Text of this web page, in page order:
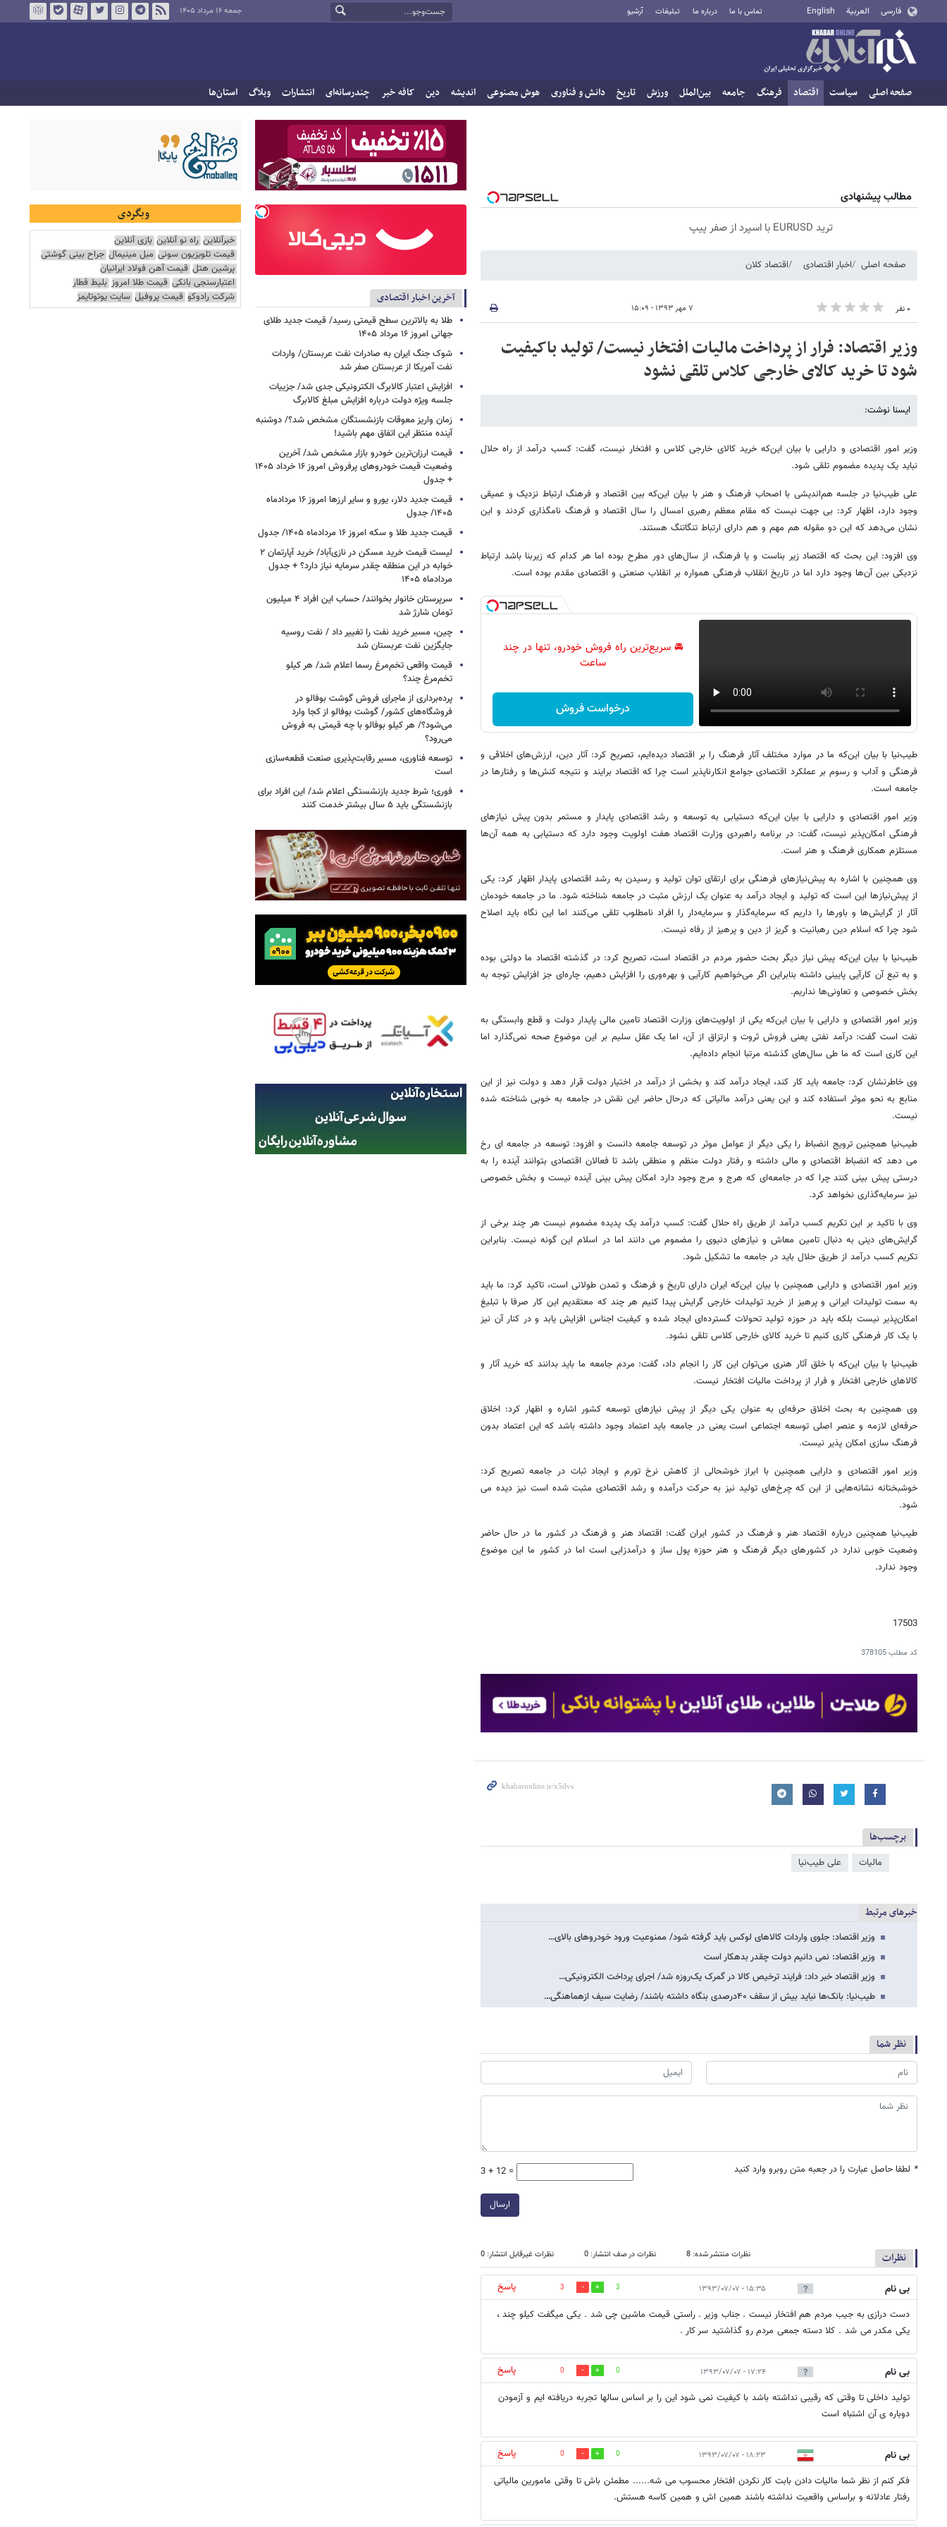
فارسی العربية English تماس با ما درباره ما تبلیغات آرشیو جمعه ۱۶ مرداد ۱۴۰۵
صفحه اصلی سیاست اقتصاد فرهنگ جامعه بین‌الملل ورزش تاریخ دانش و فناوری هوش مصنوعی اندیشه دین کافه خبر چندرسانه‌ای انتشارات وبلاگ استان‌ها
مطالب پیشنهادی
ترید EURUSD با اسپرد از صفر پیپ
صفحه اصلی اخبار اقتصادی اقتصاد کلان
۰ نفر ۷ مهر ۱۳۹۳ - ۱۵:۰۹
وزیر اقتصاد: فرار از پرداخت مالیات افتخار نیست/ تولید باکیفیت
شود تا خرید کالای خارجی کلاس تلقی نشود
ایسنا نوشت:
وزیر امور اقتصادی و دارایی با بیان این‌که خرید کالای خارجی کلاس و افتخار نیست، گفت: کسب درآمد از راه حلال
نباید یک پدیده مضموم تلقی شود.
علی طیب‌نیا در جلسه هم‌اندیشی با اصحاب فرهنگ و هنر با بیان این‌که بین اقتصاد و فرهنگ ارتباط نزدیک و عمیقی
وجود دارد، اظهار کرد: بی جهت نیست که مقام معظم رهبری امسال را سال اقتصاد و فرهنگ نامگذاری کردند و این
نشان می‌دهد که این دو مقوله هم مهم و هم دارای ارتباط تنگاتنگ هستند.
وی افزود: این بحث که اقتصاد زیر بناست و یا فرهنگ، از سال‌های دور مطرح بوده اما هر کدام که زیربنا باشد ارتباط
نزدیکی بین آن‌ها وجود دارد اما در تاریخ انقلاب فرهنگی همواره بر انقلاب صنعتی و اقتصادی مقدم بوده است.
🚘 سریع‌ترین راه فروش خودرو، تنها در چند
ساعت
درخواست فروش
طیب‌نیا با بیان این‌که ما در موارد مختلف آثار فرهنگ را بر اقتصاد دیده‌ایم، تصریح کرد:‌ آثار دین، ارزش‌های اخلاقی و
فرهنگی و آداب و رسوم بر عملکرد اقتصادی جوامع انکارناپذیر است چرا که اقتصاد برایند و نتیجه کنش‌ها و رفتارها در
جامعه است.
وزیر امور اقتصادی و دارایی با بیان این‌که دستیابی به توسعه و رشد اقتصادی پایدار و مستمر بدون پیش نیازهای
فرهنگی امکان‌پذیر نیست، گفت: در برنامه راهبردی وزارت اقتصاد هفت اولویت وجود دارد که دستیابی به همه آن‌ها
مستلزم همکاری فرهنگ و هنر است.
وی همچنین با اشاره به پیش‌نیازهای فرهنگی برای ارتقای توان تولید و رسیدن به رشد اقتصادی پایدار اظهار کرد:‌ یکی
از پیش‌نیازها این است که تولید و ایجاد درآمد به عنوان یک ارزش مثبت در جامعه شناخته شود. ما در جامعه خودمان
آثار از گرایش‌ها و باورها را داریم که سرمایه‌گذار و سرمایه‌دار را افراد نامطلوب تلقی می‌کنند اما این نگاه باید اصلاح
شود چرا که اسلام دین رهبانیت و گریز از دین و پرهیز از رفاه نیست.
طیب‌نیا با بیان این‌که پیش نیاز دیگر بحث حضور مردم در اقتصاد است، تصریح کرد:‌ در گذشته اقتصاد ما دولتی بوده
و به تبع آن کارآیی پایینی داشته بنابراین اگر می‌خواهیم کارآیی و بهره‌وری را افزایش دهیم، چاره‌ای جز افزایش توجه به
بخش خصوصی و تعاونی‌ها نداریم.
وزیر امور اقتصادی و دارایی با بیان این‌که یکی از اولویت‌های وزارت اقتصاد تامین مالی پایدار دولت و قطع وابستگی به
نفت است گفت:‌ درآمد نفتی یعنی فروش ثروت و ارتزاق از آن، اما یک عقل سلیم بر این موضوع صحه نمی‌گذارد اما
این کاری است که ما طی سال‌های گذشته مرتبا انجام داده‌ایم.
وی خاطرنشان کرد: جامعه باید کار کند، ایجاد درآمد کند و بخشی از درآمد در اختیار دولت قرار دهد و دولت نیز از این
منابع به نحو موثر استفاده کند و این یعنی درآمد مالیاتی که درحال حاضر این نقش در جامعه به خوبی شناخته شده
نیست.
طیب‌نیا همچنین ترویج انضباط را یکی دیگر از عوامل موثر در توسعه جامعه دانست و افزود:‌ توسعه در جامعه ای رخ
می دهد که انضباط اقتصادی و مالی داشته و رفتار دولت منظم و منطقی باشد تا فعالان اقتصادی بتوانند آینده را به
درستی پیش بینی کنند چرا که در جامعه‌ای که هرج و مرج وجود دارد امکان پیش بینی آینده نیست و بخش خصوصی
نیز سرمایه‌گذاری نخواهد کرد.
وی با تاکید بر این‌ تکریم کسب درآمد از طریق راه حلال گفت: کسب درآمد یک پدیده مضموم نیست هر چند برخی از
گرایش‌های دینی به دنبال تامین معاش و نیازهای دنیوی را مضموم می دانند اما در اسلام این گونه نیست. بنابراین
تکریم کسب درآمد از طریق حلال باید در جامعه ما تشکیل شود.
وزیر امور اقتصادی و دارایی همچنین با بیان این‌که ایران دارای تاریخ و فرهنگ و تمدن طولانی است، تاکید کرد: ما باید
به سمت تولیدات ایرانی و پرهیز از خرید تولیدات خارجی گرایش پیدا کنیم هر چند که معتقدیم این کار صرفا با تبلیغ
امکان‌پذیر نیست بلکه باید در حوزه تولید تحولات گسترده‌ای ایجاد شده و کیفیت اجناس افزایش یابد و در کنار آن نیز
با یک کار فرهنگی کاری کنیم تا خرید کالای خارجی کلاس تلقی نشود.
طیب‌نیا با بیان این‌که با خلق آثار هنری می‌توان این کار را انجام داد، گفت:‌ مردم جامعه ما باید بدانند که خرید آثار و
کالاهای خارجی افتخار و فرار از پرداخت مالیات افتخار نیست.
وی همچنین به بحث اخلاق حرفه‌ای به عنوان یکی دیگر از پیش نیازهای توسعه کشور اشاره و اظهار کرد: اخلاق
حرفه‌ای لازمه و عنصر اصلی توسعه اجتماعی است یعنی در جامعه باید اعتماد وجود داشته باشد که این اعتماد بدون
فرهنگ سازی امکان پذیر نیست.
وزیر امور اقتصادی و دارایی همچنین با ابراز خوشحالی از کاهش نرخ تورم و ایجاد ثبات در جامعه تصریح کرد:‌
خوشبختانه نشانه‌هایی از این که چرخ‌های تولید نیز به حرکت درآمده و رشد اقتصادی مثبت شده است نیز دیده می
شود.
طیب‌نیا همچنین درباره اقتصاد هنر و فرهنگ در کشور ایران گفت: اقتصاد هنر و فرهنگ در کشور ما در حال حاضر
وضعیت خوبی ندارد در کشورهای دیگر فرهنگ و هنر حوزه پول ساز و درآمدزایی است اما در کشور ما این موضوع
وجود ندارد.
17503
کد مطلب378105
برچسب‌ها
مالیات علی طیب‌نیا
خبرهای مرتبط
وزیر اقتصاد: جلوی واردات کالاهای لوکس باید گرفته شود/ ممنوعیت ورود خودروهای بالای…
وزیر اقتصاد: نمی دانیم دولت چقدر بدهکار است
وزیر اقتصاد خبر داد: فرایند ترخیص کالا در گمرک یک‌روزه شد/ اجرای پرداخت الکترونیکی…
طیب‌نیا: بانک‌ها نباید بیش از سقف ۴۰درصدی بنگاه داشته باشند/ رضایت سیف ازهماهنگی…
نظر شما
* لطفا حاصل عبارت را در جعبه متن روبرو وارد کنید 3 + 12 =
ارسال
نظرات نظرات منتشر شده: 8 نظرات در صف انتشار: 0 نظرات غیرقابل انتشار: 0
بی نام ۱۵:۳۵ - ۱۳۹۳/۰۷/۰۷ 3
3
پاسخ
دست درازی به جیب مردم هم افتخار نیست . جناب وزیر . راستی قیمت ماشین چی شد . یکی میگفت کیلو چند ،
یکی مکدر می شد . کلا دسته جمعی مردم رو گذاشتید سر کار .
بی نام ۱۷:۲۴ - ۱۳۹۳/۰۷/۰۷ 0
0
پاسخ
تولید داخلی تا وقتی که رقیبی نداشته باشد با کیفیت نمی شود این را بر اساس سالها تجربه دریافته ایم و آزمودن
دوباره ی آن اشتباه است
بی نام ۱۸:۲۳ - ۱۳۹۳/۰۷/۰۷ 0
0
پاسخ
فکر کنم از نظر شما مالیات دادن بابت کار نکردن افتخار محسوب می شه...... مطمئن باش تا وقتی مامورین مالیاتی
رفتار عادلانه و براساس واقعیت نداشته باشند همین اش و همین کاسه هستش.
آخرین اخبار اقتصادی
طلا به بالاترین سطح قیمتی رسید/ قیمت جدید طلای
جهانی امروز ۱۶ مرداد ۱۴۰۵
شوک جنگ ایران به صادرات نفت عربستان/ واردات
نفت آمریکا از عربستان صفر شد
افزایش اعتبار کالابرگ الکترونیکی جدی شد/ جزییات
جلسه ویژه دولت درباره افزایش مبلغ کالابرگ
زمان واریز معوقات بازنشستگان مشخص شد؟/ دوشنبه
آینده منتظر این اتفاق مهم باشید!
قیمت ارزان‌ترین خودرو بازار مشخص شد/ آخرین
وضعیت قیمت خودروهای پرفروش امروز ۱۶ خرداد ۱۴۰۵
+ جدول
قیمت جدید دلار، یورو و سایر ارزها امروز ۱۶ مردادماه
۱۴۰۵/ جدول
قیمت جدید طلا و سکه امروز ۱۶ مردادماه ۱۴۰۵/ جدول
لیست قیمت خرید مسکن در نازی‌آباد/ خرید آپارتمان ۲
خوابه در این منطقه چقدر سرمایه نیاز دارد؟ + جدول
مردادماه ۱۴۰۵
سرپرستان خانوار بخوانند/ حساب این افراد ۴ میلیون
تومان شارژ شد
چین، مسیر خرید نفت را تغییر داد / نفت روسیه
جایگزین نفت عربستان شد
قیمت واقعی تخم‌مرغ رسما اعلام شد/ هر کیلو
تخم‌مرغ چند؟
پرده‌برداری از ماجرای فروش گوشت بوفالو در
فروشگاه‌های کشور/ گوشت بوفالو از کجا وارد
می‌شود؟/ هر کیلو بوفالو با چه قیمتی به فروش
می‌رود؟
توسعه فناوری، مسیر رقابت‌پذیری صنعت قطعه‌سازی
است
فوری؛ شرط جدید بازنشستگی اعلام شد/ این افراد برای
بازنشستگی باید ۵ سال بیشتر خدمت کنند
وبگردی
خبرآنلاین راه نو آنلاین بازی آنلاین
قیمت تلویزیون سونی مبل مینیمال جراح بینی گوشتی
پرشین هتل قیمت آهن فولاد ایرانیان
اعتبارسنجی بانکی قیمت طلا امروز بلیط قطار
شرکت رادوکو قیمت پروفیل سایت یوتوتایمز